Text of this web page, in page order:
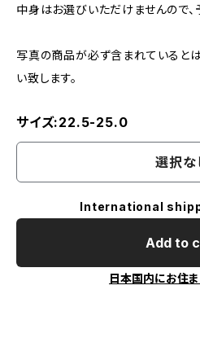
中身はお選びいただけませんので、
写真の商品が必ず含まれていると
い致します。
サイズ:22.5-25.0
選択な
International
Add to
日本国内にお住